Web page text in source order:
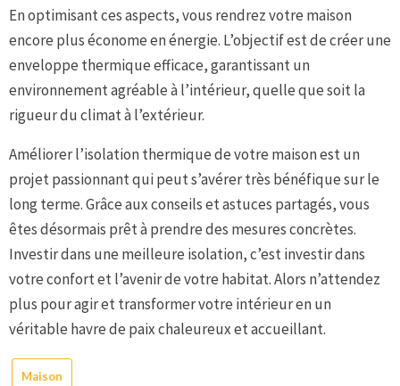
En optimisant ces aspects, vous rendrez votre maison
encore plus économe en énergie. L’objectif est de créer une
enveloppe thermique efficace, garantissant un
environnement agréable à l’intérieur, quelle que soit la
rigueur du climat à l’extérieur.
Améliorer l’isolation thermique de votre maison est un
projet passionnant qui peut s’avérer très bénéfique sur le
long terme. Grâce aux conseils et astuces partagés, vous
êtes désormais prêt à prendre des mesures concrètes.
Investir dans une meilleure isolation, c’est investir dans
votre confort et l’avenir de votre habitat. Alors n’attendez
plus pour agir et transformer votre intérieur en un
véritable havre de paix chaleureux et accueillant.
Maison